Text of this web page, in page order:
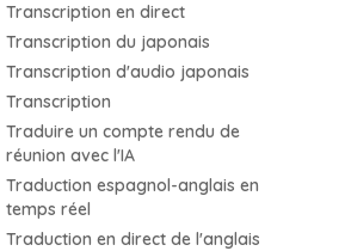
Transcription en direct
Transcription du japonais
Transcription d'audio japonais
Transcription
Traduire un compte rendu de
réunion avec l'IA
Traduction espagnol-anglais en
temps réel
Traduction en direct de l'anglais